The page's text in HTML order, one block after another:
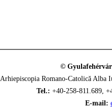
©
Arhiepiscopia Romano-Catolică
Tel.: +40-258-811.689,
E-mail: